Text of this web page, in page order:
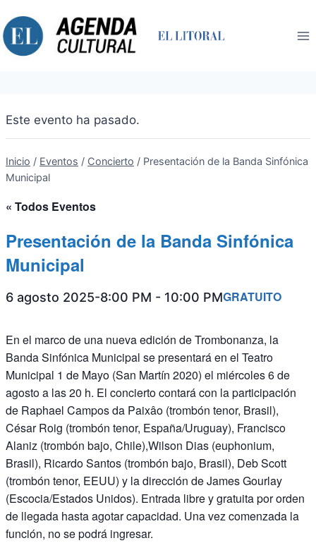
al
contenido
Este evento ha pasado.
Inicio / Eventos / Concierto / Presentación de la Banda Sinfónica
Municipal
« Todos Eventos
Presentación de la Banda Sinfónica
Municipal
6 agosto 2025-8:00 PM - 10:00 PMGRATUITO
En el marco de una nueva edición de Trombonanza, la
Banda Sinfónica Municipal se presentará en el Teatro
Municipal 1 de Mayo (San Martín 2020) el miércoles 6 de
agosto a las 20 h. El concierto contará con la participación
de Raphael Campos da Paixâo (trombón tenor, Brasil),
César Roig (trombón tenor, España/Uruguay), Francisco
Alaniz (trombón bajo, Chile),Wilson Dias (euphonium,
Brasil), Ricardo Santos (trombón bajo, Brasil), Deb Scott
(trombón tenor, EEUU) y la dirección de James Gourlay
(Escocia/Estados Unidos). Entrada libre y gratuita por orden
de llegada hasta agotar capacidad. Una vez comenzada la
función, no se podrá ingresar.